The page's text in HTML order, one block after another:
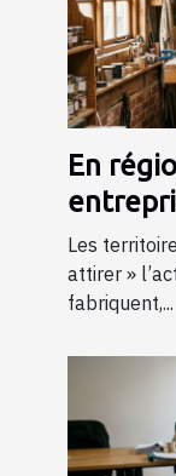
En
Les
attirer »
fabriquent,...